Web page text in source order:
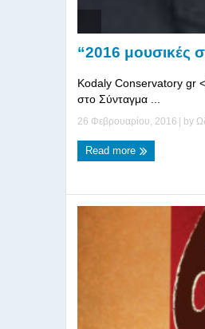
“2016 μουσικές
Kodaly Conservatory gr
στο Σύνταγμα ...
26 Φεβρουαρίου, 2016 | by
Read more